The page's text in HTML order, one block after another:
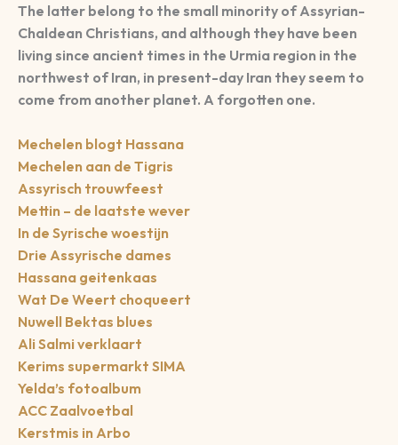
The latter belong to the small minority of Assyrian-
Chaldean Christians, and although they have been
living since ancient times in the Urmia region in the
northwest of Iran, in present-day Iran they seem to
come from another planet. A forgotten one.
Mechelen blogt Hassana
Mechelen aan de Tigris
Assyrisch trouwfeest
Mettin – de laatste wever
In de Syrische woestijn
Drie Assyrische dames
Hassana geitenkaas
Wat De Weert choqueert
Nuwell Bektas blues
Ali Salmi verklaart
Kerims supermarkt SIMA
Yelda’s fotoalbum
ACC Zaalvoetbal
Kerstmis in Arbo